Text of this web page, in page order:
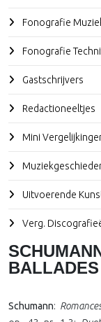
Fonografie
Fonografie
Gastschrijvers
Redactioneeltjes
Mini
Uitvoerende
Verg.
Schumann: